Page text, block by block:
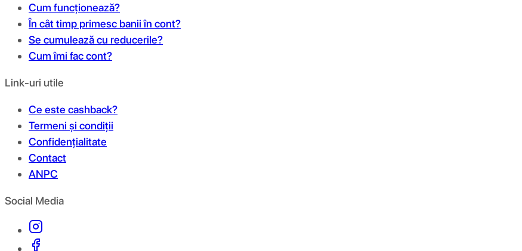
Cum funcționează?
În cât timp primesc banii în cont?
Se cumulează cu reducerile?
Cum îmi fac cont?
Link-uri utile
Ce este cashback?
Termeni și condiții
Confidențialitate
Contact
ANPC
Social Media